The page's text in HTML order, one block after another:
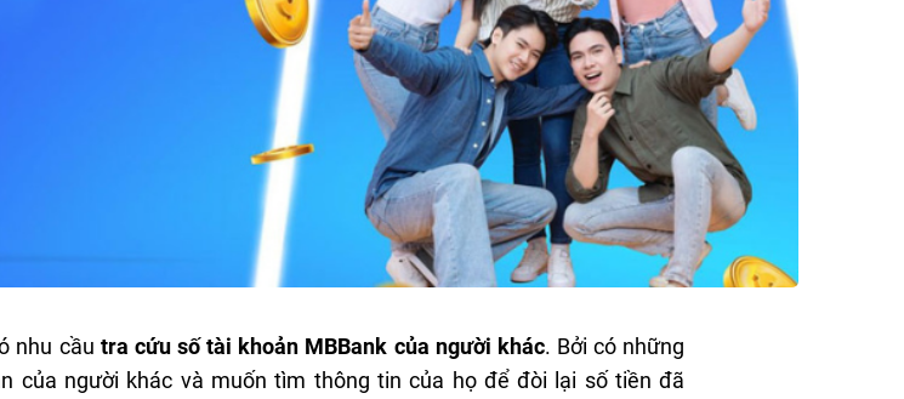
nhu cầu tra cứu số tài khoản MBBank của người khác. Bởi có những
của người khác và muốn tìm thông tin của họ để đòi lại số tiền đã